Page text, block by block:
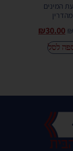
המינים
₪30.00
לסל